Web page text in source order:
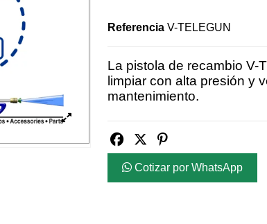
Referencia V-TELEGUN
La pistola de recambio V-
limpiar con alta presión y
mantenimiento.
Cotizar por WhatsApp